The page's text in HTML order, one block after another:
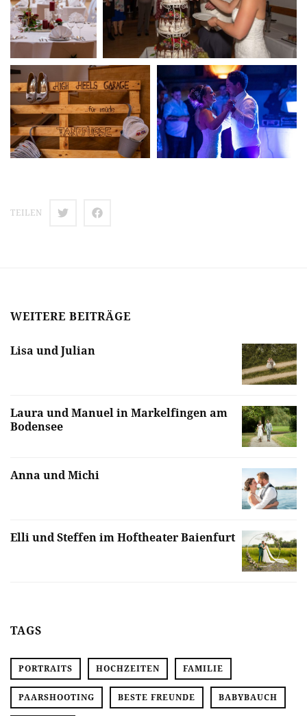
TEILEN
WEITERE BEITRÄGE
Lisa und Julian
Laura und Manuel in Markelfingen am
Bodensee
Anna und Michi
Elli und Steffen im Hoftheater Baienfurt
TAGS
PORTRAITS HOCHZEITEN FAMILIE
PAARSHOOTING BESTE FREUNDE BABYBAUCH